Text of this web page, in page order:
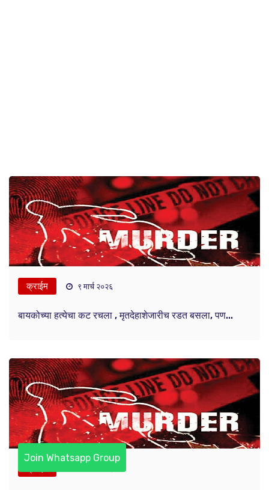
क्राईम ९ मार्च २०२६
बायकोच्या हत्येचा कट रचला , मृतदेहाशेजारीच रडत बसला, पण...
Join Whatsapp Group